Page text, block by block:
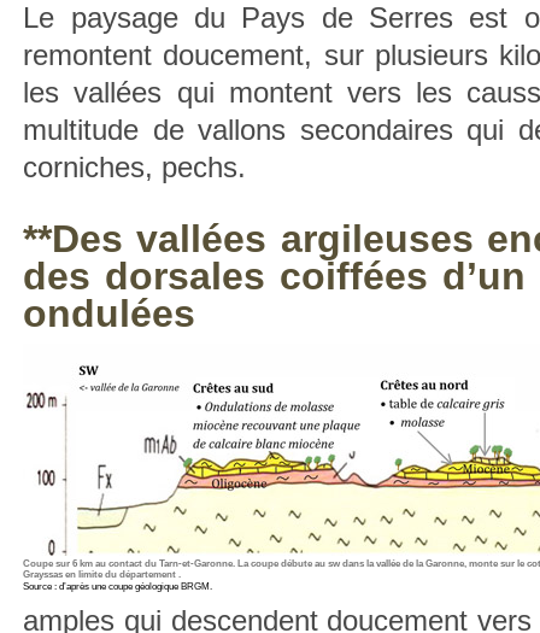
Le paysage du Pays de Serres est
remontent doucement, sur plusieurs
les vallées qui montent vers les
multitude de vallons secondaires qui
corniches, pechs.
**Des vallées argileuses
des dorsales coiffées
ondulées
Coupe sur 6 km au contact du Tarn-et-Garonne. La coupe débute au sw dans la vallée de la Garonne, monte sur le
Grayssas en limite du département .
Source : d’après une coupe géologique BRGM.
amples qui descendent doucement